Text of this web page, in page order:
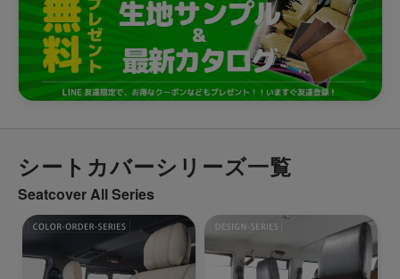
シートカバーシリーズ一覧
Seatcover All Series